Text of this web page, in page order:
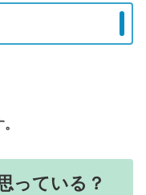
っている？